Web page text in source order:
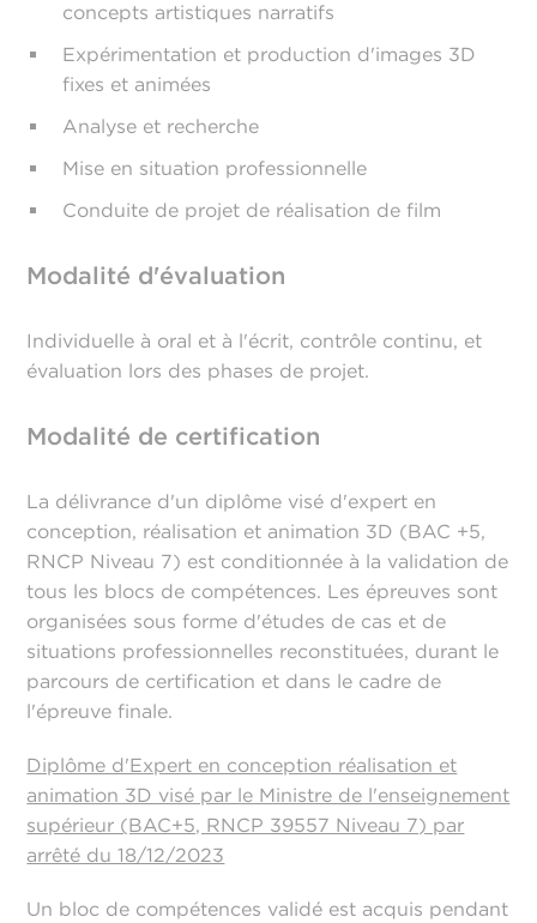
concepts artistiques narratifs
Expérimentation et production d'images 3D
fixes et animées
Analyse et recherche
Mise en situation professionnelle
Conduite de projet de réalisation de film
Modalité d'évaluation
Individuelle à oral et à l'écrit, contrôle continu, et
évaluation lors des phases de projet.
Modalité de certification
La délivrance d'un diplôme visé d'expert en
conception, réalisation et animation 3D (BAC +5,
RNCP Niveau 7) est conditionnée à la validation de
tous les blocs de compétences. Les épreuves sont
organisées sous forme d'études de cas et de
situations professionnelles reconstituées, durant le
parcours de certification et dans le cadre de
l'épreuve finale.
Diplôme d'Expert en conception réalisation et
animation 3D visé par le Ministre de l'enseignement
supérieur (BAC+5, RNCP 39557 Niveau 7) par
arrêté du 18/12/2023
Un bloc de compétences validé est acquis pendant